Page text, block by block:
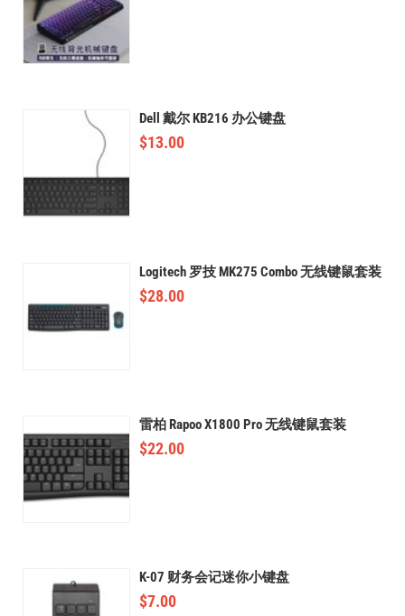
Dell 戴尔 KB216 办公键盘
$13.00
Logitech 罗技 MK275 Combo 无线键鼠套装
$28.00
雷柏 Rapoo X1800 Pro 无线键鼠套装
$22.00
K-07 财务会记迷你小键盘
$7.00